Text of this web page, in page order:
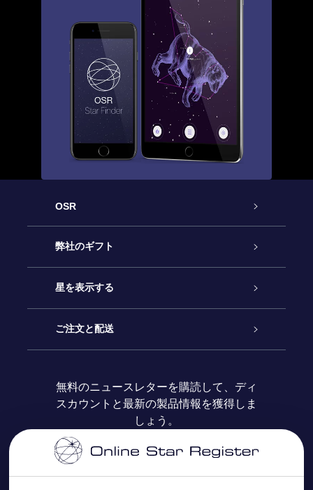
OSR
カスタマーサービス
お問い合わせ
ブログ
レビュー
弊社のギフト
Online Starギフト
OSRギフトパック
OSR ギフトカード
法人ギフト
星を表示する
星の登録
カスタマイズされたStar Page
One Million Stars
ご注文と配送
お支払いに関する情報
配送に関する情報
無料のニュースレターを購読して、ディ
スカウントと最新の製品情報を獲得しま
しょう。